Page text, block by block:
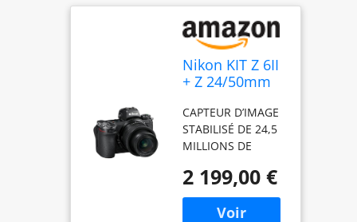
Nikon KIT Z 6II
+ Z 24/50mm
Appareil Photo
Numérique
Hybride Plein
MP, 4K/30p,
Rafale 14 i/s en
RAW,
CAPTEUR D’IMAGE
STABILISÉ DE 24,5
MILLIONS DE
FX . Capteur plein
format rétro-
éclairé et stabilisé
2 199,00 €